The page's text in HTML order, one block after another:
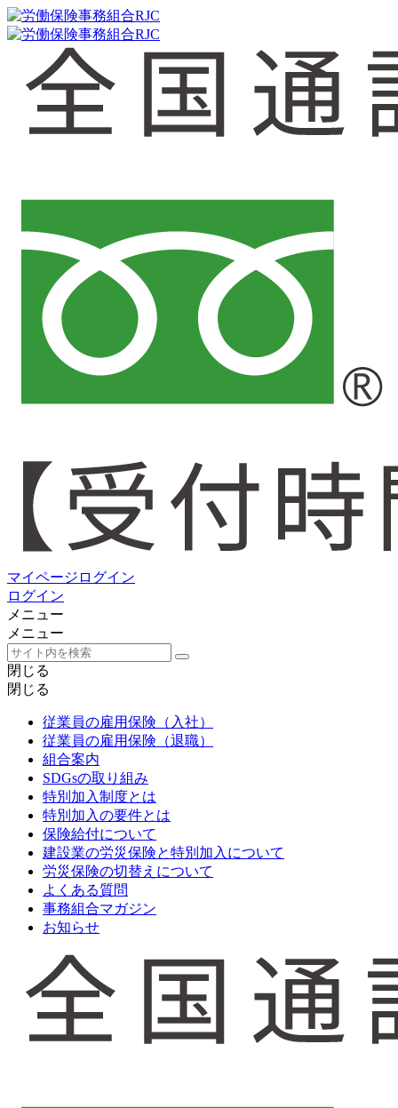
マイページログイン
ログイン
メニュー
メニュー
閉じる
閉じる
従業員の雇用保険（入社）
従業員の雇用保険（退職）
組合案内
SDGsの取り組み
特別加入制度とは
特別加入の要件とは
保険給付について
建設業の労災保険と特別加入について
労災保険の切替えについて
よくある質問
事務組合マガジン
お知らせ